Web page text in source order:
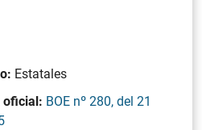
Estatales
oficial: BOE nº 280, del 21